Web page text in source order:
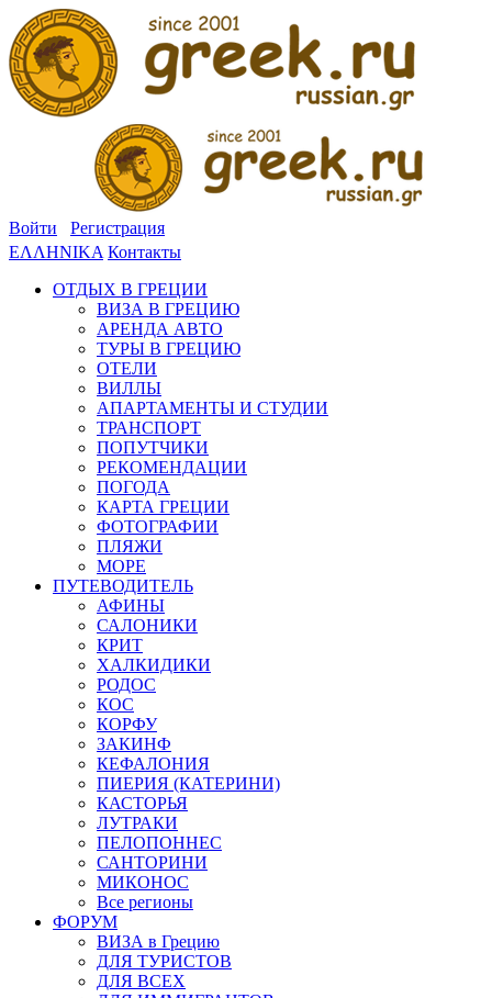
Войти
Регистрация
ΕΛΛΗΝΙΚΑ Контакты
ОТДЫХ В ГРЕЦИИ
ВИЗА В ГРЕЦИЮ
АРЕНДА АВТО
ТУРЫ В ГРЕЦИЮ
ОТЕЛИ
ВИЛЛЫ
АПАРТАМЕНТЫ И СТУДИИ
ТРАНСПОРТ
ПОПУТЧИКИ
РЕКОМЕНДАЦИИ
ПОГОДА
КАРТА ГРЕЦИИ
ФОТОГРАФИИ
ПЛЯЖИ
МОРЕ
ПУТЕВОДИТЕЛЬ
АФИНЫ
САЛОНИКИ
КРИТ
ХАЛКИДИКИ
РОДОС
КОС
КОРФУ
ЗАКИНФ
КЕФАЛОНИЯ
ПИЕРИЯ (КАТЕРИНИ)
КАСТОРЬЯ
ЛУТРАКИ
ПЕЛОПОННЕС
САНТОРИНИ
МИКОНОС
Все регионы
ФОРУМ
ВИЗА в Грецию
ДЛЯ ТУРИСТОВ
ДЛЯ ВСЕХ